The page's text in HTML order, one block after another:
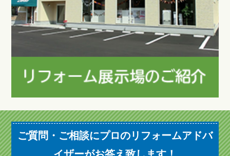
ご質問・ご相談にプロのリフォームアドバ